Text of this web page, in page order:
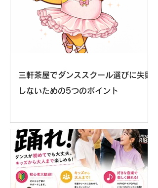
三軒茶屋でダンススクール選びに失敗
しないための5つのポイント